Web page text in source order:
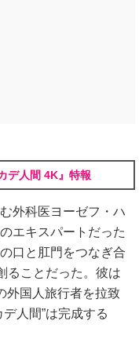
デ人間 4K』特報
外科医ヨーゼフ・ハ
エキスパートだった
口と肛門をつなぎ合
ることだった。彼は
外国人旅行者を拉致
人間”は完成する